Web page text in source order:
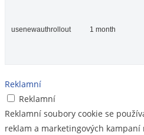
usenewauthrollout 1 month
Reklamní
Reklamní
Reklamní soubory cookie se
reklam a marketingových